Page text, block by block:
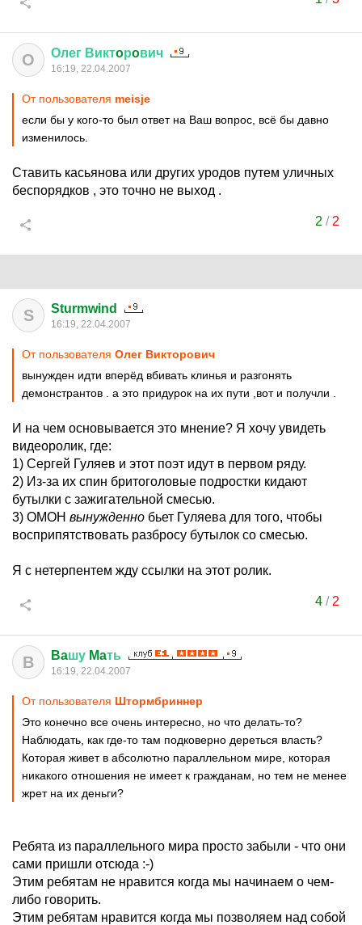
О Олег Виктoрoвич
16:19, 22.04.2007
От пользователя meisje
если бы у кого-то был ответ на Ваш вопрос, всё бы давно
изменилось.
Ставить касьянова или других уродов путем уличных
беспорядков , это точно не выход .
2 / 2
S Sturmwind
16:19, 22.04.2007
От пользователя Олег Виктoрoвич
вынужден идти вперёд вбивать клинья и разгонять
демонстрантов . а это придурок на их пути ,вот и получли .
И на чем основывается это мнение? Я хочу увидеть
видеоролик, где:
1) Сергей Гуляев и этот поэт идут в первом ряду.
2) Из-за их спин бритоголовые подростки кидают
бутылки с зажигательной смесью.
3) ОМОН вынужденно бьет Гуляева для того, чтобы
восприпятствовать разбросу бутылок со смесью.
Я с нетерпентем жду ссылки на этот ролик.
4/ 2
B Baшу Maть
16:19, 22.04.2007
От пользователя Штормбриннер
Это конечно все очень интересно, но что делать-то?
Наблюдать, как где-то там подковерно дереться власть?
Которая живет в абсолютно параллельном мире, которая
никакого отношения не имеет к гражданам, но тем не менее
жрет на их деньги?
Ребята из параллельного мира просто забыли - что они
сами пришли отсюда :-)
Этим ребятам не нравится когда мы начинаем о чем-
либо говорить.
Этим ребятам нравится когда мы позволяем над собой